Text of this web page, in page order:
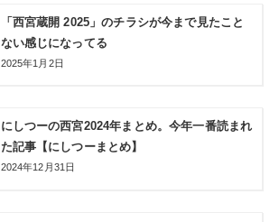
「西宮蔵開 2025」のチラシが今まで見たこと
ない感じになってる
2025年1月2日
にしつーの西宮2024年まとめ。今年一番読まれ
た記事【にしつーまとめ】
2024年12月31日